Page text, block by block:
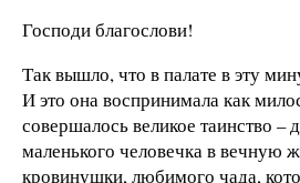
Господи благослови!
Так вышло, что в палате в эту
И это она воспринимала как
совершалось великое таинство –
маленького человечка в вечную
кровинушки, любимого чада,